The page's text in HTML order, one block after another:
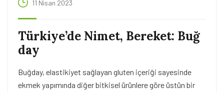
11 Nisan 2023
Türkiye’de Nimet, Bereket: Buğ
day
Buğday, elastikiyet sağlayan gluten içeriği sayesinde
ekmek yapımında diğer bitkisel ürünlere göre üstün bir